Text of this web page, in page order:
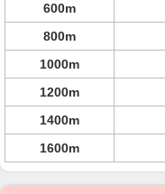
600m
800m
1000m
1200m
1400m
1600m